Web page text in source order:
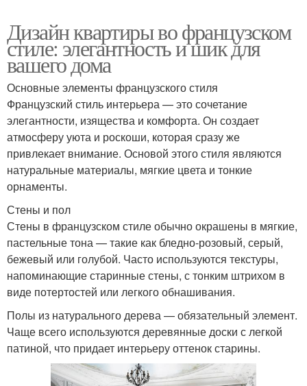
Дизайн квартиры во французском
стиле: элегантность и шик для
вашего дома
Основные элементы французского стиля
Французский стиль интерьера — это сочетание
элегантности, изящества и комфорта. Он создает
атмосферу уюта и роскоши, которая сразу же
привлекает внимание. Основой этого стиля являются
натуральные материалы, мягкие цвета и тонкие
орнаменты.
Стены и пол
Стены в французском стиле обычно окрашены в мягкие,
пастельные тона — такие как бледно-розовый, серый,
бежевый или голубой. Часто используются текстуры,
напоминающие старинные стены, с тонким штрихом в
виде потертостей или легкого обнашивания.
Полы из натурального дерева — обязательный элемент.
Чаще всего используются деревянные доски с легкой
патиной, что придает интерьеру оттенок старины.